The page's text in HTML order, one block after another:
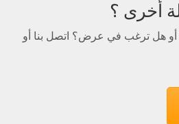
أخرى ؟
أو هل ترغب في عرض؟ اتصل بنا أو